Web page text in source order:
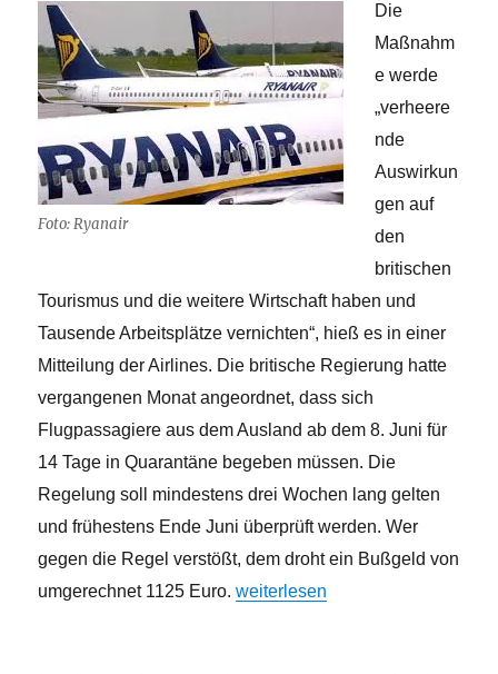
Foto: Ryanair
Die
Maßnahm
e werde
„verheere
nde
Auswirkun
gen auf
den
britischen
Tourismus und die weitere Wirtschaft haben und
Tausende Arbeitsplätze vernichten“, hieß es in einer
Mitteilung der Airlines. Die britische Regierung hatte
vergangenen Monat angeordnet, dass sich
Flugpassagiere aus dem Ausland ab dem 8. Juni für
14 Tage in Quarantäne begeben müssen. Die
Regelung soll mindestens drei Wochen lang gelten
und frühestens Ende Juni überprüft werden. Wer
gegen die Regel verstößt, dem droht ein Bußgeld von
umgerechnet 1125 Euro.„Britische Airlines klagen gegen
weiterlesen